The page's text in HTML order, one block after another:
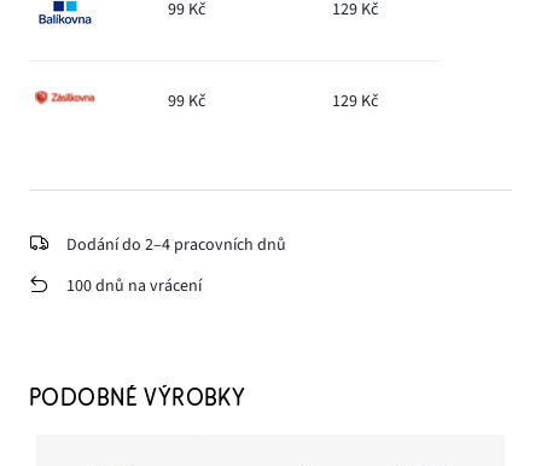
99 Kč 129 Kč
99 Kč 129 Kč
Dodání do 2–4 pracovních dnů
100 dnů na vrácení
PODOBNÉ VÝROBKY